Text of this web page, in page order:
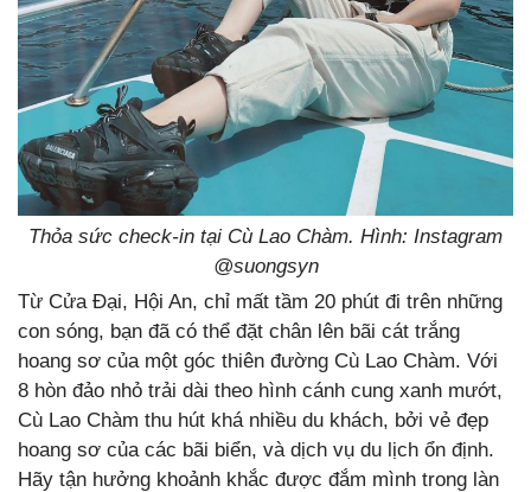
Thỏa sức check-in tại Cù Lao Chàm. Hình: Instagram
@suongsyn
Từ Cửa Đại, Hội An, chỉ mất tầm 20 phút đi trên những
con sóng, bạn đã có thể đặt chân lên bãi cát trắng
hoang sơ của một góc thiên đường Cù Lao Chàm. Với
8 hòn đảo nhỏ trải dài theo hình cánh cung xanh mướt,
Cù Lao Chàm thu hút khá nhiều du khách, bởi vẻ đẹp
hoang sơ của các bãi biển, và dịch vụ du lịch ổn định.
Hãy tận hưởng khoảnh khắc được đắm mình trong làn